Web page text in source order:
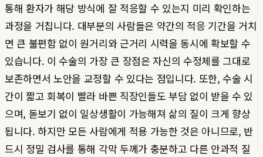
통해 환자가 해당 방식에 잘 적응할 수 있는지 미리 확인하는
과정을 거칩니다. 대부분의 사람들은 약간의 적응 기간을 거치
면 큰 불편함 없이 원거리와 근거리 시력을 동시에 확보할 수
있습니다. 이 수술의 가장 큰 장점은 자신의 수정체를 그대로
보존하면서 노안을 교정할 수 있다는 점입니다. 또한, 수술 시
간이 짧고 회복이 빨라 바쁜 직장인들도 부담 없이 받을 수 있
으며, 돋보기 없이 일상생활이 가능해져 삶의 질이 크게 향상
됩니다. 하지만 모든 사람에게 적용 가능한 것은 아니므로, 반
드시 정밀 검사를 통해 각막 두께가 충분하고 다른 안과적 질